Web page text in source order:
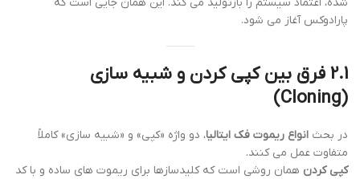
پارادوکس آغاز می شود.
2.1 فرق بین کپی کردن و شبیه سازی
(Cloning)
در بحث انواع ریموت فک ایتالیا، دو واژه «کپی» و «شبیه سازی» کاملاً
متفاوت عمل می کنند.
کپی کردن همان روشی است که کلیدسازها برای ریموت های ساده و با کد